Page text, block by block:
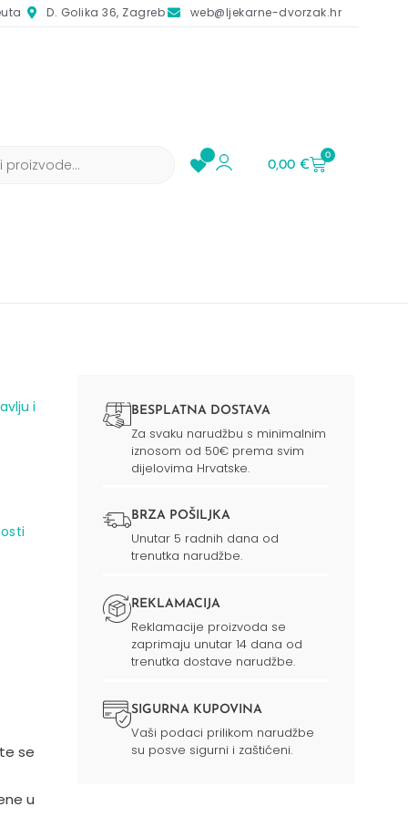
D. Golika 36, Zagreb web@ljekarne-dvorzak.hr
0,00€
0
i
se
u
BESPLATNA DOSTAVA
Za svaku narudžbu s minimalnim
iznosom od 50€ prema svim
dijelovima Hrvatske.
BRZA POŠILJKA
Unutar 5 radnih dana od
trenutka narudžbe.
REKLAMACIJA
Reklamacije proizvoda se
zaprimaju unutar 14 dana od
trenutka dostave narudžbe.
SIGURNA KUPOVINA
Vaši podaci prilikom narudžbe
su posve sigurni i zaštićeni.